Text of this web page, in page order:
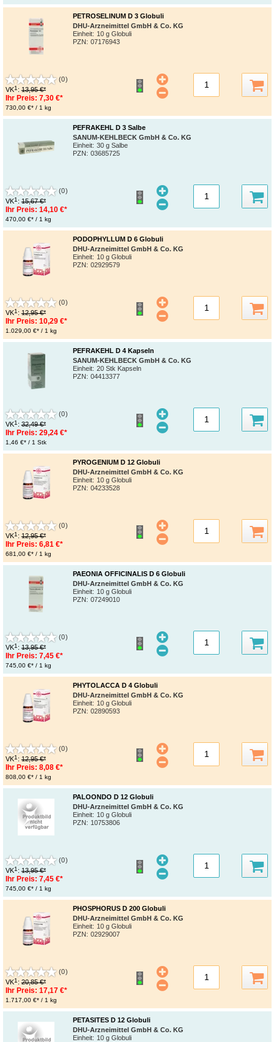
PETROSELINUM D 3 Globuli
DHU-Arzneimittel GmbH & Co. KG
Einheit: 10 g Globuli
PZN: 07176943
(0)
VK1: 13,95 €*
Ihr Preis: 7,30 €*
730,00 €* / 1 kg
PEFRAKEHL D 3 Salbe
SANUM-KEHLBECK GmbH & Co. KG
Einheit: 30 g Salbe
PZN: 03685725
(0)
VK1: 15,67 €*
Ihr Preis: 14,10 €*
470,00 €* / 1 kg
PODOPHYLLUM D 6 Globuli
DHU-Arzneimittel GmbH & Co. KG
Einheit: 10 g Globuli
PZN: 02929579
(0)
VK1: 12,95 €*
Ihr Preis: 10,29 €*
1.029,00 €* / 1 kg
PEFRAKEHL D 4 Kapseln
SANUM-KEHLBECK GmbH & Co. KG
Einheit: 20 Stk Kapseln
PZN: 04413377
(0)
VK1: 32,49 €*
Ihr Preis: 29,24 €*
1,46 €* / 1 Stk
PYROGENIUM D 12 Globuli
DHU-Arzneimittel GmbH & Co. KG
Einheit: 10 g Globuli
PZN: 04233528
(0)
VK1: 12,95 €*
Ihr Preis: 6,81 €*
681,00 €* / 1 kg
PAEONIA OFFICINALIS D 6 Globuli
DHU-Arzneimittel GmbH & Co. KG
Einheit: 10 g Globuli
PZN: 07249010
(0)
VK1: 13,95 €*
Ihr Preis: 7,45 €*
745,00 €* / 1 kg
PHYTOLACCA D 4 Globuli
DHU-Arzneimittel GmbH & Co. KG
Einheit: 10 g Globuli
PZN: 02890593
(0)
VK1: 12,95 €*
Ihr Preis: 8,08 €*
808,00 €* / 1 kg
PALOONDO D 12 Globuli
DHU-Arzneimittel GmbH & Co. KG
Einheit: 10 g Globuli
PZN: 10753806
(0)
VK1: 13,95 €*
Ihr Preis: 7,45 €*
745,00 €* / 1 kg
PHOSPHORUS D 200 Globuli
DHU-Arzneimittel GmbH & Co. KG
Einheit: 10 g Globuli
PZN: 02929007
(0)
VK1: 20,85 €*
Ihr Preis: 17,17 €*
1.717,00 €* / 1 kg
PETASITES D 12 Globuli
DHU-Arzneimittel GmbH & Co. KG
Einheit: 10 g Globuli